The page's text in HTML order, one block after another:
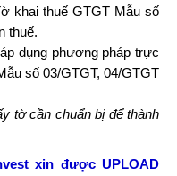
khai thuế GTGT Mẫu số
thuế.
dụng phương pháp trực
số 03/GTGT, 04/GTGT
tờ cần chuẩn bị để thành
xin được UPLOAD